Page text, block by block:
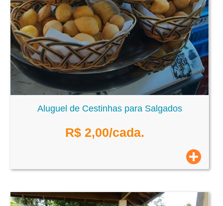
Aluguel de Cestinhas para Salgados
R$ 2,00/cada.